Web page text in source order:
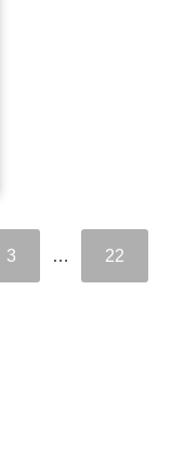
3 … 22